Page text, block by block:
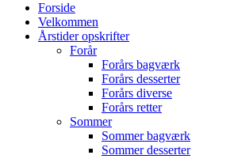
Menu
Forside
Velkommen
Årstider opskrifter
Forår
Forårs bagværk
Forårs desserter
Forårs diverse
Forårs retter
Sommer
Sommer bagværk
Sommer desserter